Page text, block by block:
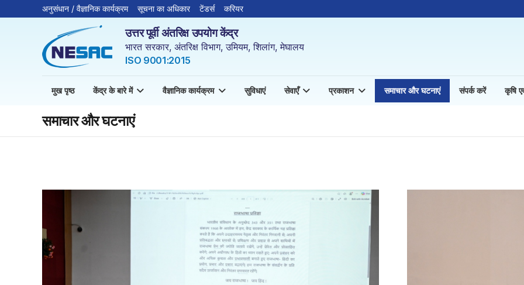
अनुसंधान / वैज्ञानिक कार्यक्रम सूचना का अधिकार टेंडर्स करियर
उत्तर पूर्वी अंतरिक्ष उपयोग केंद्र
भारत सरकार, अंतरिक्ष विभाग, उमियम, शिलांग, मेघालय
ISO 9001:2015
मुख पृष्ठ केंद्र के बारे में वैज्ञानिक कार्यक्रम सुविधाएं सेवाएँ प्रकाशन समाचार और घटनाएं संपर्क करें कृषि
समाचार और घटनाएं